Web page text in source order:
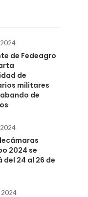
de Fedeagro
de
militares
de
2024 se
del 24 al 26 de
2024